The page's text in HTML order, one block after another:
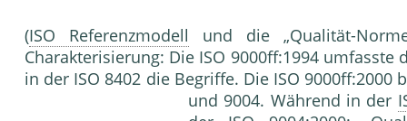
(ISO Referenzmodell und die „Qualität-
Charakterisierung: Die ISO 9000ff:1994
in der ISO 8402 die Begriffe. Die ISO
und 9004. Während in der